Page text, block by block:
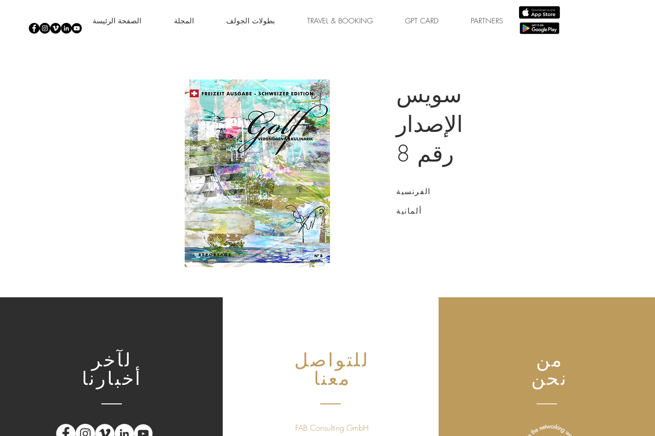
الصفحة الرئيسة المجلة بطولات الجولف TRAVEL & BOOKING GPT CARD PARTNERS
سويس
الإصدار
رقم 8
الفرنسية
ألمانية
لآخر
أخبارنا
للتواصل
معنا
FAB Consulting GmbH
من
نحن